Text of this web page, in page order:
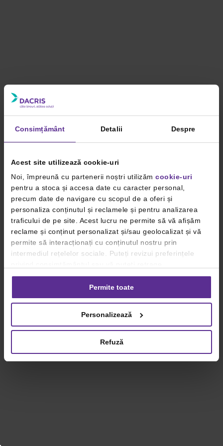
Consimțământ Detalii Despre
Acest site utilizează cookie-uri
Noi, împreună cu partenerii noștri utilizăm cookie-uri
pentru a stoca și accesa date cu caracter personal,
precum date de navigare cu scopul de a oferi și
personaliza conținutul și reclamele și pentru analizarea
traficului de pe site. Acest lucru ne permite să vă afișăm
reclame și conținut personalizat și/sau geolocalizat și vă
permite să interacționați cu conținutul nostru prin
intermediul rețelelor sociale. Puteți revizui preferințele
consimțământul oricând, făcând click pe linkul către
setările dvs. de cookie-uri.
privind utilizarea modulelor cookie.Detalii
Permite toate
Personalizează
Refuză